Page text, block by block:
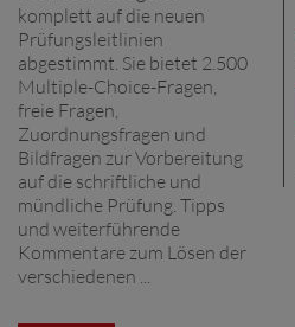
komplett auf die neuen
Prüfungsleitlinien
abgestimmt. Sie bietet 2.500
Multiple-Choice-Fragen,
freie Fragen,
Zuordnungsfragen und
Bildfragen zur Vorbereitung
auf die schriftliche und
mündliche Prüfung. Tipps
und weiterführende
Kommentare zum Lösen der
verschiedenen ...